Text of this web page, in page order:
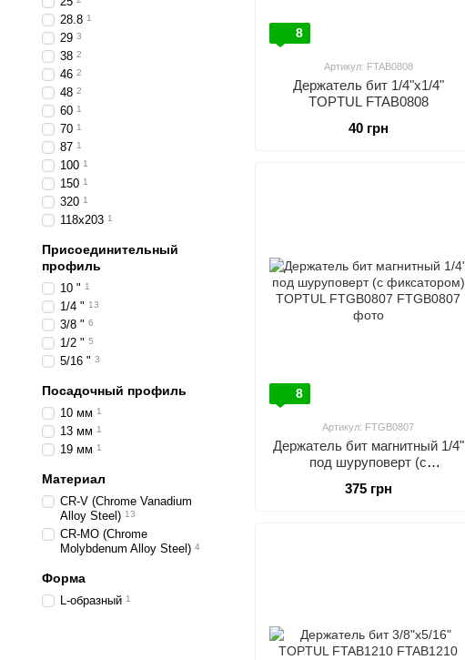
8
Артикул: FTAB0808
Держатель бит 1/4"х1/4"
TOPTUL FTAB0808
40 грн
8
Артикул: FTGB0807
Держатель бит магнитный 1/4"
под шуруповерт (с
FTGB0807
375 грн
28.8 1
29 3
38 2
46 2
48 2
60 1
70 1
87 1
100 1
150 1
320 1
118x203 1
Присоединительный
профиль
10 " 1
1/4 " 13
3/8 " 6
1/2 " 5
5/16 " 3
Посадочный профиль
10 мм 1
13 мм 1
19 мм 1
Материал
CR-V (Chrome Vanadium
Alloy Steel) 13
CR-MO (Chrome
Molybdenum Alloy Steel) 4
Форма
L-образный 1